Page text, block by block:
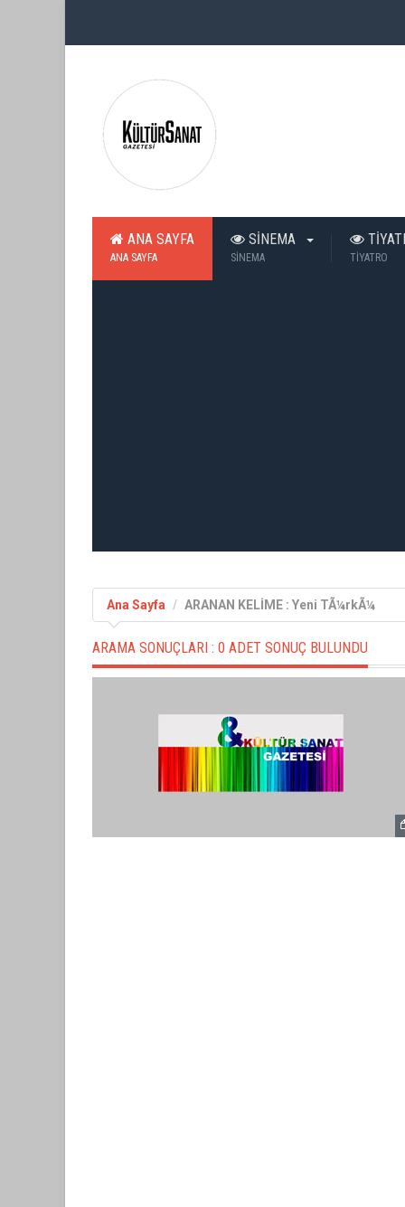
ANA SAYFA
ANA SAYFA
SİNEMA
SİNEMA TİYATRO
Ana Sayfa ARANAN KELİME : Yeni TÃ¼rkÃ¼
ARAMA SONUÇLARI : 0 ADET SONUÇ BULUNDU